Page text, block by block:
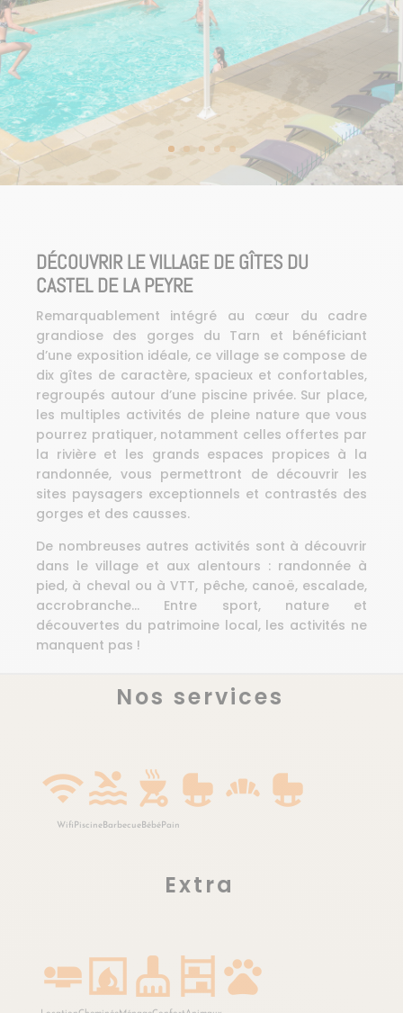
DÉCOUVRIR LE VILLAGE DE GÎTES DU
CASTEL DE LA PEYRE
Remarquablement intégré au cœur du cadre
grandiose des gorges du Tarn et bénéficiant
d’une exposition idéale, ce village se compose de
dix gîtes de caractère, spacieux et confortables,
regroupés autour d’une piscine privée. Sur place,
les multiples activités de pleine nature que vous
pourrez pratiquer, notamment celles offertes par
la rivière et les grands espaces propices à la
randonnée, vous permettront de découvrir les
sites paysagers exceptionnels et contrastés des
gorges et des causses.
De nombreuses autres activités sont à découvrir
dans le village et aux alentours : randonnée à
pied, à cheval ou à VTT, pêche, canoë, escalade,
accrobranche… Entre sport, nature et
découvertes du patrimoine local, les activités ne
manquent pas !
Nos services
wifipool outdoor_grill crib bakery_dining crib
WifiPiscineBarbecueBébéPain
Extra
airline_seat_flat fireplace cleaning_services shelves pets